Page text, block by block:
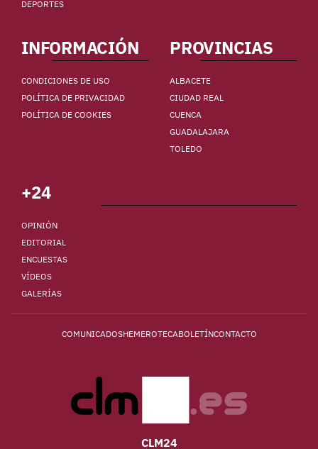
DEPORTES
INFORMACIÓN
CONDICIONES DE USO
POLÍTICA DE PRIVACIDAD
POLÍTICA DE COOKIES
PROVINCIAS
ALBACETE
CIUDAD REAL
CUENCA
GUADALAJARA
TOLEDO
+24
OPINIÓN
EDITORIAL
ENCUESTAS
VÍDEOS
GALERÍAS
COMUNICADOSHEMEROTECABOLETÍNCONTACTO
CLM24